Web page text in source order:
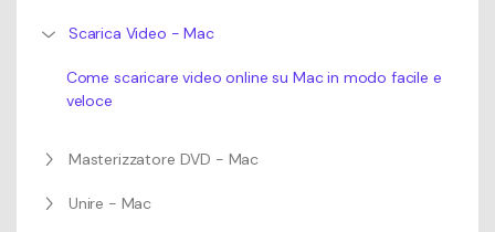
Scarica Video - Mac
Come scaricare video online su Mac in modo facile e
veloce
Masterizzatore DVD - Mac
Unire - Mac